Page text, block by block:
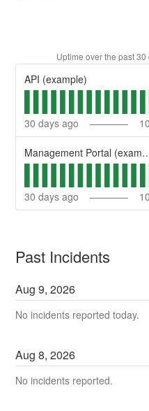
Uptime over the past30
API (example)
30 days ago
Management
30 days ago
Past Incidents
Aug9,2026
No incidents reported today.
Aug8,2026
No incidents reported.